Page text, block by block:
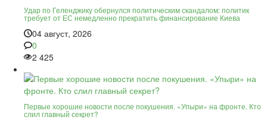
Удар по Геленджику обернулся политическим скандалом: политик
требует от ЕС немедленно прекратить финансирование Киева
04 август, 2026
0
2 425
Первые хорошие новости после покушения. «Упыри» на фронте. Кто
слил главный секрет?